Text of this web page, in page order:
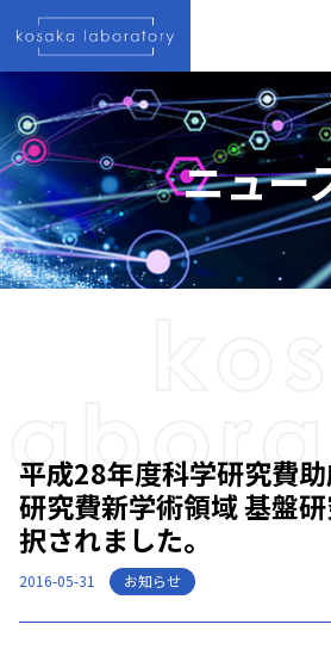
ニュー
平成28年度科学研究費
研究費新学術領域 基盤
択されました。
2016-05-31 お知らせ